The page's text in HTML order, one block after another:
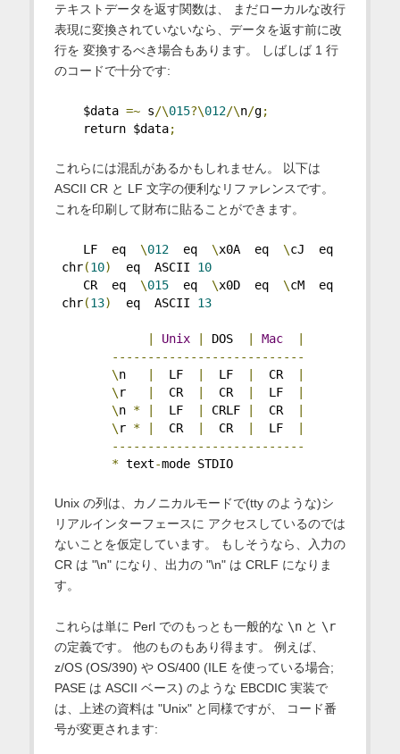
テキストデータを返す関数は、 まだローカルな改行
表現に変換されていないなら、データを返す前に改
行を 変換するべき場合もあります。 しばしば 1 行
のコードで十分です:
$data =~ s/\015?\012/\n/g;
return $data;
これらには混乱があるかもしれません。 以下は
ASCII CR と LF 文字の便利なリファレンスです。
これを印刷して財布に貼ることができます。
LF  eq \012 eq \x0A  eq \cJ  eq
chr(10) eq  ASCII 10
CR  eq \015 eq \x0D  eq \cM  eq
chr(13) eq  ASCII 13
Unix DOS Mac
---------------------------
\n LF LF CR
\ r CR CR LF
\n * LF CRLF CR
\ r * CR CR LF
---------------------------
* text-mode STDIO
Unix の列は、カノニカルモードで(tty のような)シ
リアルインターフェースに アクセスしているのでは
ないことを仮定しています。 もしそうなら、入力の
CR は "\n" になり、出力の "\n" は CRLF になりま
す。
これらは単に Perl でのもっとも一般的な \nと \r
の定義です。 他のものもあり得ます。 例えば、
z/OS (OS/390) や OS/400 (ILE を使っている場合;
PASE は ASCII ベース) のような EBCDIC 実装で
は、上述の資料は "Unix" と同様ですが、 コード番
号が変更されます: